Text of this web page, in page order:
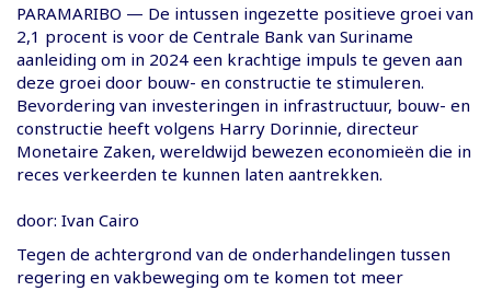
PARAMARIBO — De intussen ingezette positieve groei van
2,1 procent is voor de Centrale Bank van Suriname
aanleiding om in 2024 een krachtige impuls te geven aan
deze groei door bouw- en constructie te stimuleren.
Bevordering van investeringen in infrastructuur, bouw- en
constructie heeft volgens Harry Dorinnie, directeur
Monetaire Zaken, wereldwijd bewezen economieën die in
reces verkeerden te kunnen laten aantrekken.
door: Ivan Cairo
Tegen de achtergrond van de onderhandelingen tussen
regering en vakbeweging om te komen tot meer